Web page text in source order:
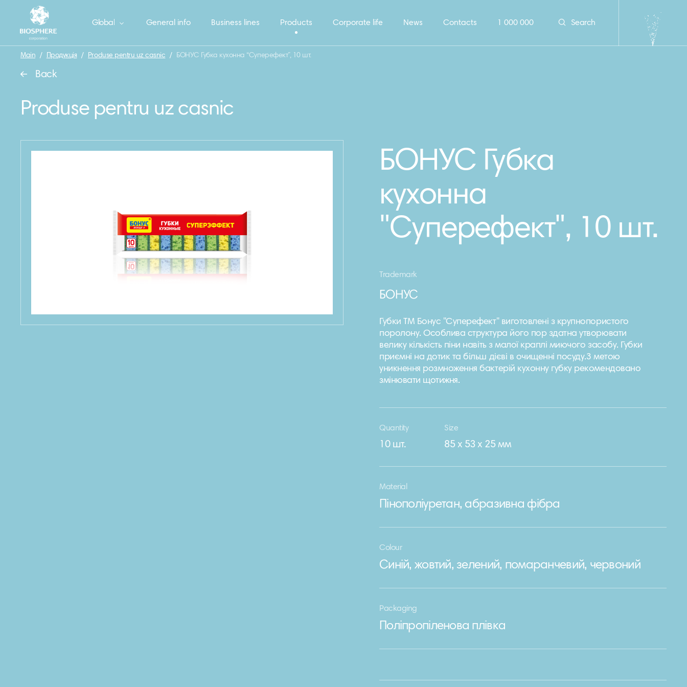
General info Business lines Products Corporate life News Contacts 1 000 000 Search
Global
Main / Продукція / Produse pentru uz casnic / БОНУС Губка кухонна “Суперефект”, 10 шт.
Back
Produse pentru uz casnic
БОНУС Губка
кухонна
"Суперефект", 10 шт.
Trademark
БОНУС
Губки ТМ Бонус "Суперефект" виготовлені з крупнопористого
поролону. Особлива структура його пор здатна утворювати
велику кількість піни навіть з малої краплі миючого засобу. Губки
приємні на дотик та більш дієві в очищенні посуду.З метою
уникнення розмноження бактерій кухонну губку рекомендовано
змінювати щотижня.
Quantity
10 шт.
Size
85 х 53 х 25 мм
Material
Пінополіуретан, абразивна фібра
Colour
Синій, жовтий, зелений, помаранчевий, червоний
Packaging
Поліпропіленова плівка